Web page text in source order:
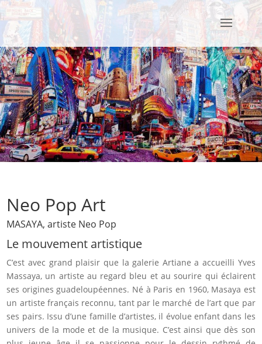
Neo Pop Art
MASAYA, artiste Neo Pop
Le mouvement artistique
C’est avec grand plaisir que la galerie Artiane a accueilli Yves
Massaya, un artiste au regard bleu et au sourire qui éclairent
ses origines guadeloupéennes. Né à Paris en 1960, Masaya est
un artiste français reconnu, tant par le marché de l’art que par
ses pairs. Issu d’une famille d’artistes, il évolue enfant dans les
univers de la mode et de la musique. C’est ainsi que dès son